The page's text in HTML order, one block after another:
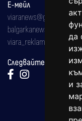
да
и
Е-мейл
viaranews@gmail.com
viara_reklama@mail.bg
Следвайте ни: